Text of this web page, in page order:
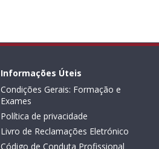
Informações Úteis
Condições Gerais: Formação e
Exames
Política de privacidade
Livro de Reclamações Eletrónico
Código de Conduta Profissional